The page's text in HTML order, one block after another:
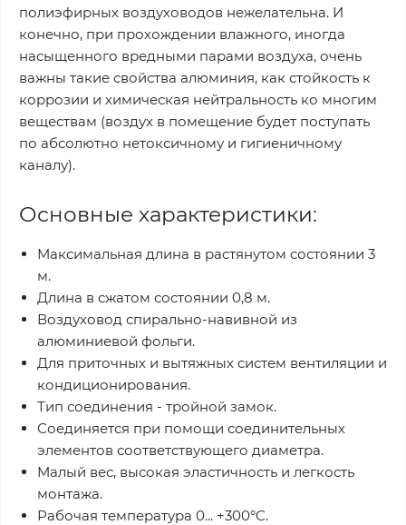
полиэфирных воздуховодов нежелательна. И
конечно, при прохождении влажного, иногда
насыщенного вредными парами воздуха, очень
важны такие свойства алюминия, как стойкость к
коррозии и химическая нейтральность ко многим
веществам (воздух в помещение будет поступать
по абсолютно нетоксичному и гигиеничному
каналу).
Основные характеристики:
Максимальная длина в растянутом состоянии 3
м.
Длина в сжатом состоянии 0,8 м.
Воздуховод спирально-навивной из
алюминиевой фольги.
Для приточных и вытяжных систем вентиляции и
кондиционирования.
Тип соединения - тройной замок.
Соединяется при помощи соединительных
элементов соответствующего диаметра.
Малый вес, высокая эластичность и легкость
монтажа.
Рабочая температура 0... +300°C.